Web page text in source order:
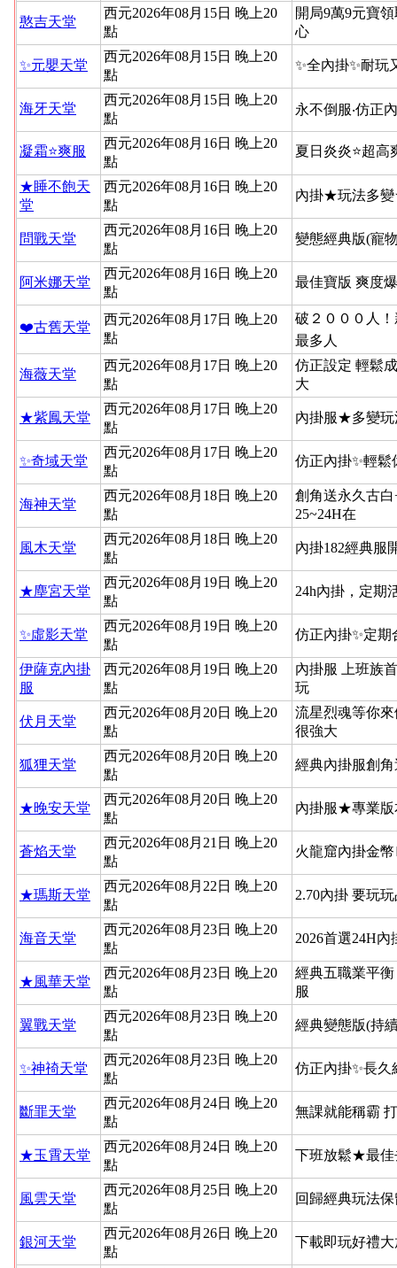
憨吉天堂
西元2026年08月15日 晚上20
點
開局9萬9元寶
心
✨元嬰天堂
西元2026年08月15日 晚上20
點
✨全內掛✨耐玩
海牙天堂
西元2026年08月15日 晚上20
點
永不倒服‧仿正
凝霜⭐爽服
西元2026年08月16日 晚上20
點
夏日炎炎⭐超高
★睡不飽天
堂
西元2026年08月16日 晚上20
點
內掛★玩法多
問戰天堂
西元2026年08月16日 晚上20
點
變態經典版(寵
阿米娜天堂
西元2026年08月16日 晚上20
點
最佳寶版 爽度
❤️古舊天堂
西元2026年08月17日 晚上20
點
破２０００人
最多人
海薇天堂
西元2026年08月17日 晚上20
點
仿正設定 輕鬆
大
★紫鳳天堂
西元2026年08月17日 晚上20
點
內掛服★多變
✨奇域天堂
西元2026年08月17日 晚上20
點
仿正內掛✨輕鬆
海神天堂
西元2026年08月18日 晚上20
點
創角送永久古
25~24H在
風木天堂
西元2026年08月18日 晚上20
點
內掛182經典服
★塵宮天堂
西元2026年08月19日 晚上20
點
24h內掛，定期
✨虛影天堂
西元2026年08月19日 晚上20
點
仿正內掛✨定期
伊薩克內掛
服
西元2026年08月19日 晚上20
點
內掛服 上班族
玩
伏月天堂
西元2026年08月20日 晚上20
點
流星烈魂等你
很強大
狐狸天堂
西元2026年08月20日 晚上20
點
經典內掛服創
★晚安天堂
西元2026年08月20日 晚上20
點
內掛服★專業
蒼焰天堂
西元2026年08月21日 晚上20
點
火龍窟內掛金
★瑪斯天堂
西元2026年08月22日 晚上20
點
2.70內掛 要玩
海音天堂
西元2026年08月23日 晚上20
點
2026首選24H
★風華天堂
西元2026年08月23日 晚上20
點
經典五職業平
服
翼戰天堂
西元2026年08月23日 晚上20
點
經典變態版(持
✨神䄎天堂
西元2026年08月23日 晚上20
點
仿正內掛✨長久
斷罪天堂
西元2026年08月24日 晚上20
點
無課就能稱霸
★玉霄天堂
西元2026年08月24日 晚上20
點
下班放鬆★最
風雲天堂
西元2026年08月25日 晚上20
點
回歸經典玩法
銀河天堂
西元2026年08月26日 晚上20
點
下載即玩好禮